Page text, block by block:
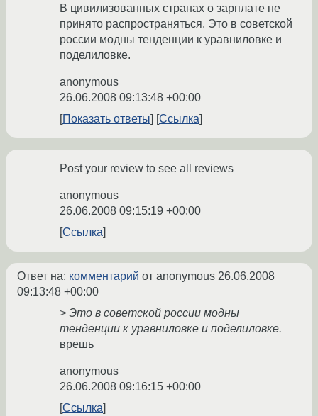
В цивилизованных странах о зарплате не
принято распространяться. Это в советской
россии модны тенденции к уравниловке и
поделиловке.
anonymous
26.06.2008 09:13:48 +00:00
Показать ответы
Ссылка
Post your review to see all reviews
anonymous
26.06.2008 09:15:19 +00:00
Ссылка
Ответ на: комментарий от anonymous 26.06.2008
09:13:48 +00:00
> Это в советской россии модны
тенденции к уравниловке и поделиловке.
врешь
anonymous
26.06.2008 09:16:15 +00:00
Ссылка